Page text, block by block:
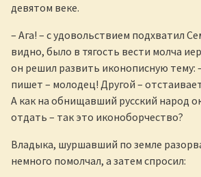
девятом веке.
– Ага! – с удовольствием подхватил
видно, было в тягость вести молча
он решил развить иконописную тему:
пишет – молодец! Другой –
А как на обнищавший русский народ
отдать – так это иконоборчество?
Владыка, шуршавший по земле
немного помолчал, а затем спросил: